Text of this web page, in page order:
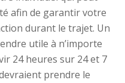
afin de garantir votre
durant le trajet. Un
utile à n’importe
24 heures sur 24 et 7
prendre le